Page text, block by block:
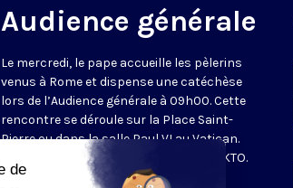
Audience générale
Le mercredi, le pape accueille les pèlerins
venus à Rome et dispense une catéchèse
lors de l’Audience générale à 09h00. Cette
rencontre se déroule sur la Place Saint-
Pierre ou dans la salle Paul VI au Vatican.
Retransmise et traduite en direct par KTO.